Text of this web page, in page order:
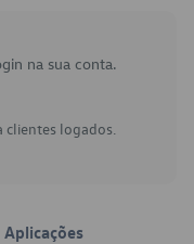
na sua conta.
clientes logados.
Aplicações